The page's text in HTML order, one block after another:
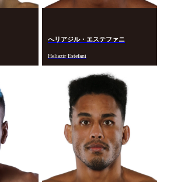
へリアジル・エステファニ
Heliazir Estefani